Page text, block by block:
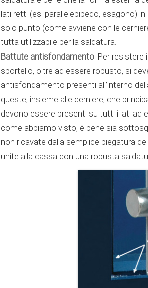
lati retti (es. parallelepipedo, esagono)
solo punto (come avviene con le
tutta utilizzabile per la saldatura.
Battute antisfondamento. Per resistere
sportello, oltre ad essere robusto, si
antisfondamento presenti all’interno
queste, insieme alle cerniere, che
devono essere presenti su tutti i lati ad
come abbiamo visto, è bene sia
non ricavate dalla semplice piegatura
unite alla cassa con una robusta